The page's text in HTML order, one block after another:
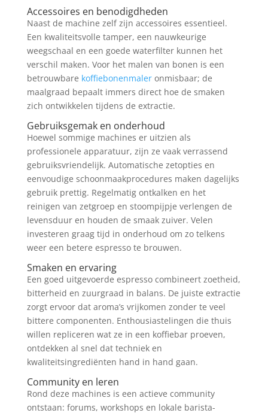
Accessoires en benodigdheden
Naast de machine zelf zijn accessoires essentieel.
Een kwaliteitsvolle tamper, een nauwkeurige
weegschaal en een goede waterfilter kunnen het
verschil maken. Voor het malen van bonen is een
betrouwbare koffiebonenmaleronmisbaar; de
maalgraad bepaalt immers direct hoe de smaken
zich ontwikkelen tijdens de extractie.
Gebruiksgemak en onderhoud
Hoewel sommige machines er uitzien als
professionele apparatuur, zijn ze vaak verrassend
gebruiksvriendelijk. Automatische zetopties en
eenvoudige schoonmaakprocedures maken dagelijks
gebruik prettig. Regelmatig ontkalken en het
reinigen van zetgroep en stoompijpje verlengen de
levensduur en houden de smaak zuiver. Velen
investeren graag tijd in onderhoud om zo telkens
weer een betere espresso te brouwen.
Smaken en ervaring
Een goed uitgevoerde espresso combineert zoetheid,
bitterheid en zuurgraad in balans. De juiste extractie
zorgt ervoor dat aroma’s vrijkomen zonder te veel
bittere componenten. Enthousiastelingen die thuis
willen repliceren wat ze in een koffiebar proeven,
ontdekken al snel dat techniek en
kwaliteitsingrediënten hand in hand gaan.
Community en leren
Rond deze machines is een actieve community
ontstaan: forums, workshops en lokale barista-